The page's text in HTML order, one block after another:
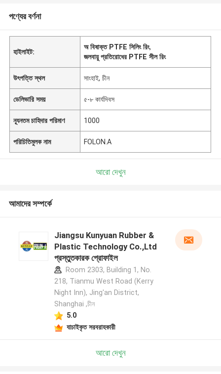
পণ্যের বর্ণনা
হাইলাইট:
অ বিষাক্ত PTFE সিলিং রিং,
জলবায়ু প্রতিরোধের PTFE সীল রিং
উৎপত্তি স্থল সাংহাই, চীন
ডেলিভারি সময় ৫-৮ কার্যদিবস
ন্যূনতম চাহিদার পরিমাণ 1000
পরিচিতিমুলক নাম FOLON.A
আরো দেখুন
আমাদের সম্পর্কে
Jiangsu Kunyuan Rubber &
Plastic Technology Co.,Ltd
প্রস্তুতকারক প্রোফাইল
Room 2303, Building 1, No.
218, Tianmu West Road (Kerry
Night Inn), Jing'an District,
Shanghai ,চীন
5.0
যাচাইকৃত সরবরাহকারী
আরো দেখুন